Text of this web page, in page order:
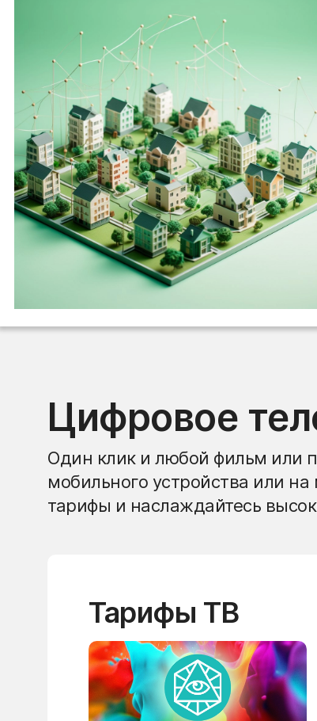
Цифровое
Один клик и любой фильм или
мобильного устройства или
тарифы и наслаждайтесь
Тарифы ТВ